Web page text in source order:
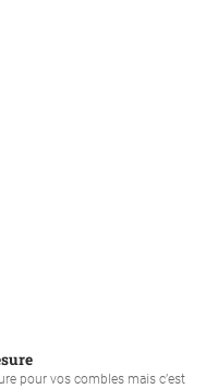
pour vos combles mais c’est